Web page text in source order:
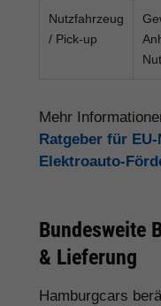
Nutzfahrzeug
/ Pick-up
Mehr
Ratgeber für
Elektroauto-
Bundesweite
& Lieferung
Hamburgcars